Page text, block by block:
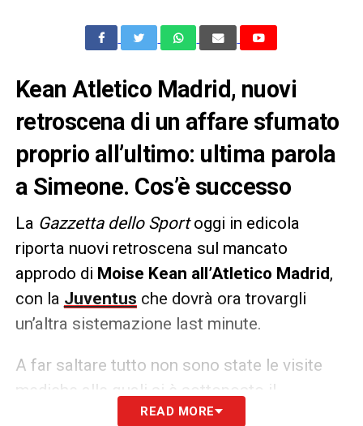
Kean Atletico Madrid, nuovi
retroscena di un affare sfumato
proprio all’ultimo: ultima parola
a Simeone. Cos’è successo
La Gazzetta dello Sportoggi in edicola
riporta nuovi retroscena sul mancato
approdo di Moise Kean all’Atletico Madrid,
con la Juventus che dovrà ora trovargli
un’altra sistemazione last minute.
A far saltare tutto non sono state le visite
mediche alle quali si è sottoposto il
ma le successive valutazioni
READ MORE